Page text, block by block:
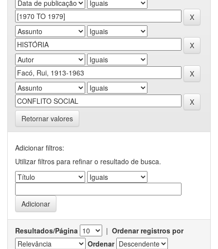
Retornar valores
Adicionar filtros:
Utilizar filtros para refinar o resultado de busca.
Resultados/Página | Ordenar registros por
Ordenar